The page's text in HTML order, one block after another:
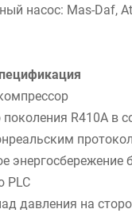
насос: Mas-Daf,
R410A в
энергосбережение
PLC
давления на